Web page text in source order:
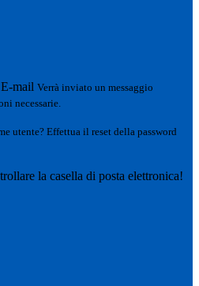
E-mail Verrà inviato un messaggio
necessarie.
utente? Effettua il reset della password
la casella di posta elettronica!